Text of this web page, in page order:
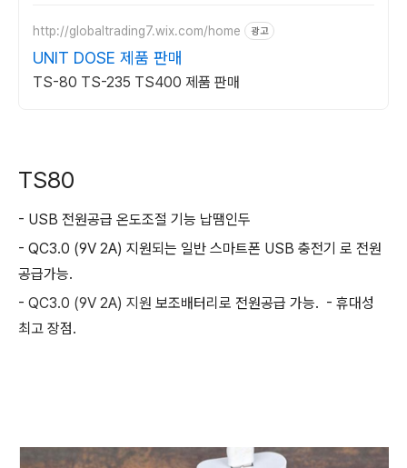
http://globaltrading7.wix.com/home 광고
UNIT DOSE 제품 판매
TS-80 TS-235 TS400 제품 판매
TS80
- USB 전원공급 온도조절 기능 납땜인두
- QC3.0 (9V 2A) 지원되는 일반 스마트폰 USB 충전기 로 전원
공급가능.
- QC3.0 (9V 2A) 지원 보조배터리로 전원공급 가능. - 휴대성
최고 장점.